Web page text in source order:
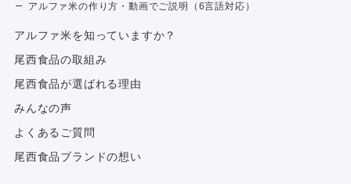
アルファ米の作り方・動画でご説明（6言語対応）
アルファ⽶を知っていますか？
尾西食品の取組み
尾西食品が選ばれる理由
みんなの声
よくあるご質問
尾西食品ブランドの想い